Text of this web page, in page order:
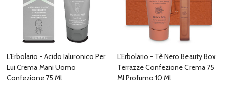
L'Erbolario - Acido Ialuronico Per
Lui Crema Mani Uomo
Confezione 75 Ml
L'Erbolario - Tè Nero Beauty Box
Terrazze Confezione Crema 75
Ml Profumo 10 Ml